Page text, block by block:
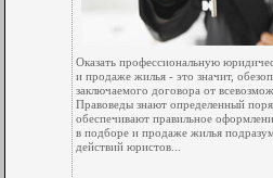
Оказать профессиональную
и продаже жилья - это значит,
заключаемого договора от
Правоведы знают определенный
обеспечивают правильное
в подборе и продаже жилья
действий юристов...